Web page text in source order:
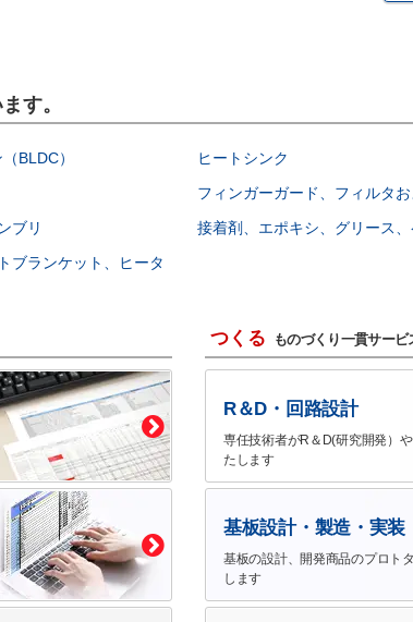
す。
BLDC） ヒートシンク
フィンガーガード、フィルタ
ブリ 接着剤、エポキシ、グリース、
ブランケット、ヒータ
つくる ものづくり一貫サービ
R＆D・回路設計
専任技術者がR＆D(研究開発）
たします
基板設計・製造・実装
基板の設計、開発商品のプロト
します